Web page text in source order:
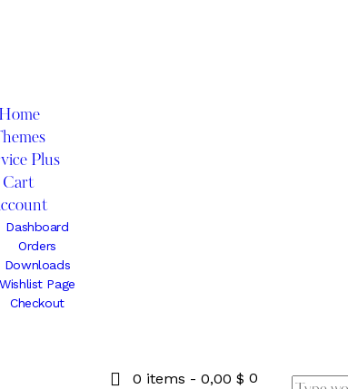
Home
Plus
Cart
Dashboard
Orders
Downloads
Wishlist Page
Checkout
0 items - 0,00 $ 0